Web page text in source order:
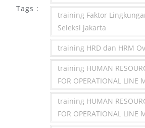
Tags :
training Faktor
Seleksi jakarta
training HRD dan HRM
training HUMAN
FOR OPERATIONAL LINE
training HUMAN
FOR OPERATIONAL LINE